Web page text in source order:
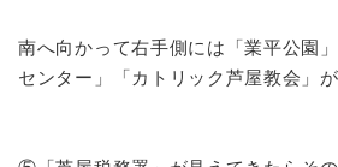
南へ向かって右手側には「業平公園
センター」「カトリック芦屋教会」